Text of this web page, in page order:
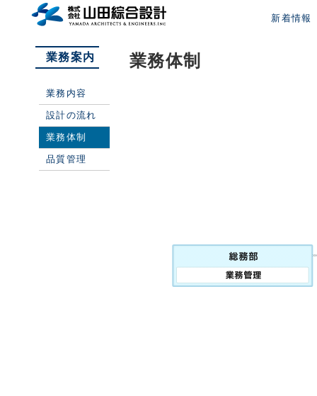
新着情報
業務案内
業務内容
設計の流れ
業務体制
品質管理
業務体制